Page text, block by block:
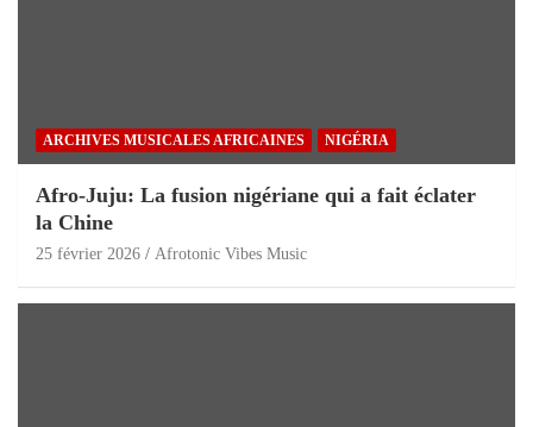
ARCHIVES MUSICALES AFRICAINES NIGÉRIA
Afro-Juju: La fusion nigériane qui a fait éclater
la Chine
25 février 2026 Afrotonic Vibes Music